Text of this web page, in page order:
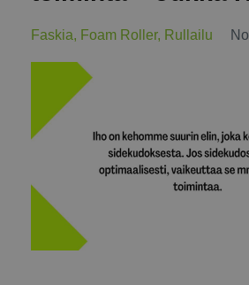
Faskia Foam Roller Rullailu